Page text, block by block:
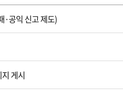
·공익 신고 제도)
게시